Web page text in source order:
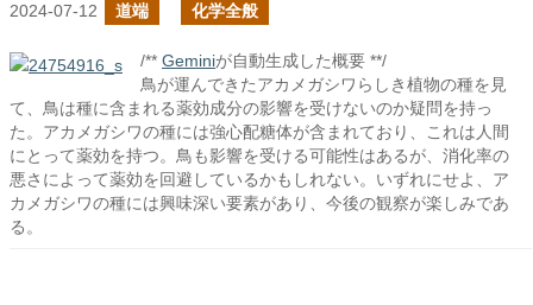
2024-07-12 道端 化学全般
/** Geminiが自動生成した概要 **/
鳥が運んできたアカメガシワらしき植物の種を見
て、鳥は種に含まれる薬効成分の影響を受けないのか疑問を持っ
た。アカメガシワの種には強心配糖体が含まれており、これは人間
にとって薬効を持つ。鳥も影響を受ける可能性はあるが、消化率の
悪さによって薬効を回避しているかもしれない。いずれにせよ、ア
カメガシワの種には興味深い要素があり、今後の観察が楽しみであ
る。